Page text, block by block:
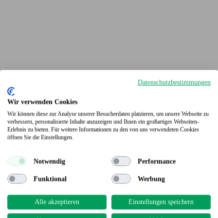
Terrassendielen
Datenschutzbestimmungen
Wir verwenden Cookies
Wir können diese zur Analyse unserer Besucherdaten platzieren, um unsere Webseite zu
verbessern, personalisierte Inhalte anzuzeigen und Ihnen ein großartiges Webseiten-
Erlebnis zu bieten. Für weitere Informationen zu den von uns verwendeten Cookies
öffnen Sie die Einstellungen.
Notwendig Performance
Funktional Werbung
Alle akzeptieren Einstellungen speichern